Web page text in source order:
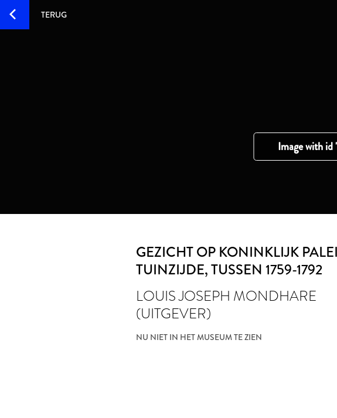
TERUG
GEZICHT OP KONINKLIJK
TUINZIJDE, TUSSEN 1759-1792
LOUIS JOSEPH MONDHARE
(UITGEVER)
NU NIET IN HET MUSEUM TE ZIEN